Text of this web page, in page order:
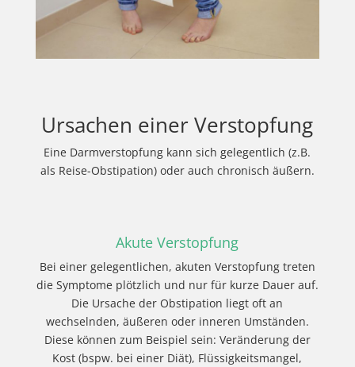
Ursachen einer Verstopfung
Eine Darmverstopfung kann sich gelegentlich (z.B.
als Reise-Obstipation) oder auch chronisch äußern.
Akute Verstopfung
Bei einer gelegentlichen, akuten Verstopfung treten
die Symptome plötzlich und nur für kurze Dauer auf.
Die Ursache der Obstipation liegt oft an
wechselnden, äußeren oder inneren Umständen.
Diese können zum Beispiel sein: Veränderung der
Kost (bspw. bei einer Diät), Flüssigkeitsmangel,